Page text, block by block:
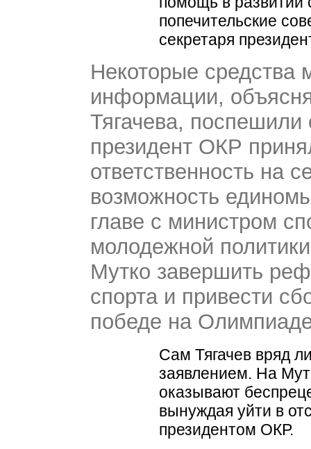
попечительские
секретаря
Некоторые средства
информации,
Тягачева, поспешили
президент ОКР
ответственность на
возможность
главе с министром
молодежной
Мутко завершить
спорта и привести
победе на
Сам Тягачев вряд
заявлением. На
оказывают
вынуждая уйти в
президентом ОКР.